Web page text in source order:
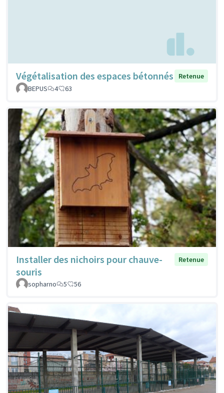
Végétalisation des espaces bétonnés
Retenue
BEPUS
4 63
Installer des nichoirs pour chauve-
souris
Retenue
sopharno 5 56